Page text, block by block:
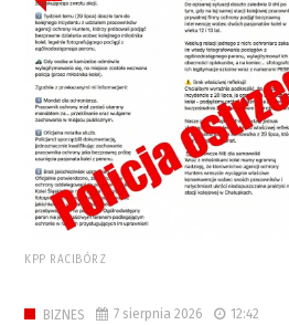
KPP RACIBÓRZ
BIZNES 7 sierpnia 2026 12:42